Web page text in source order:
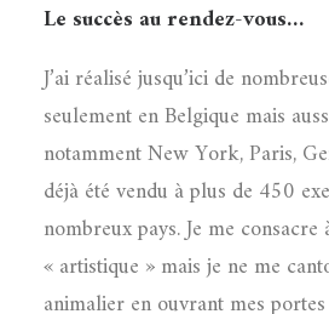
Le succès au rendez-vous…
J’ai réalisé jusqu’ici de
seulement en Belgique mais
notamment New York, Paris,
déjà été vendu à plus de 450
nombreux pays. Je me
« artistique » mais je ne me
animalier en ouvrant mes